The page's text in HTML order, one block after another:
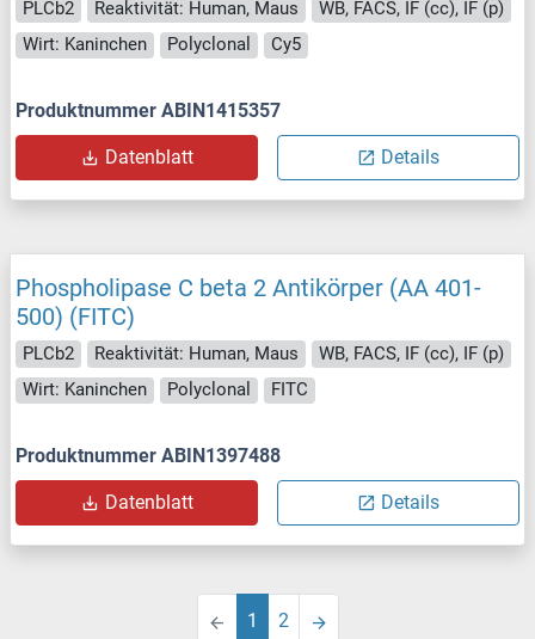
PLCb2 Reaktivität: Human, Maus
WB, FACS, IF (cc), IF (p)
Wirt: Kaninchen
Polyclonal Cy5
Produktnummer ABIN1415357
Datenblatt Details
Phospholipase C beta 2 Antikörper (AA 401-
500) (FITC)
PLCb2 Reaktivität: Human, Maus
WB, FACS, IF (cc), IF (p)
Wirt: Kaninchen
Polyclonal FITC
Produktnummer ABIN1397488
Datenblatt Details
1 2